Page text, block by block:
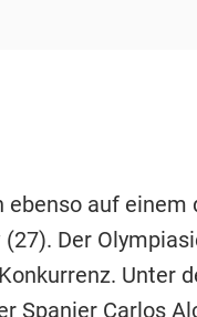
ebenso auf einem
Der
Unter
Spanier Carlos